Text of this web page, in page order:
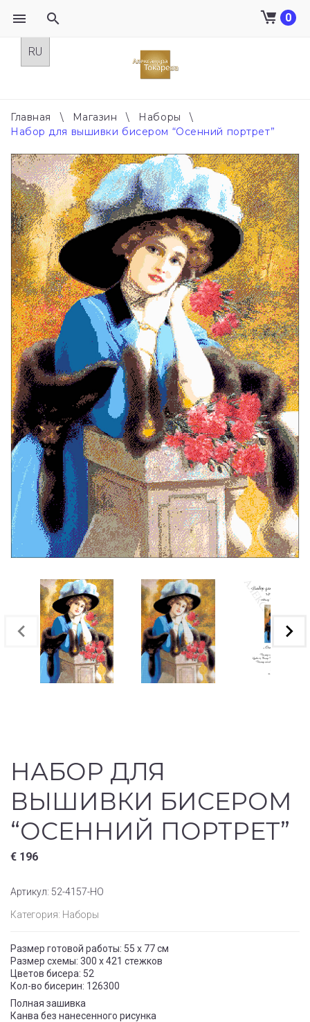
0
Главная \ Магазин \ Наборы
\
Набор для вышивки бисером “Осенний портрет”
НАБОР ДЛЯ
ВЫШИВКИ БИСЕРОМ
“ОСЕННИЙ ПОРТРЕТ”
€ 196
Артикул: 52-4157-НО
Категория: Наборы
Размер готовой работы: 55 x 77 см
Размер схемы: 300 x 421 стежков
Цветов бисера: 52
Кол-во бисерин: 126300
Полная зашивка
Канва без нанесенного рисунка